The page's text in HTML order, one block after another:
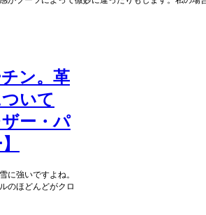
ン。革
いて
ザー・パ
に強いですよね。
のほどんどがクロ